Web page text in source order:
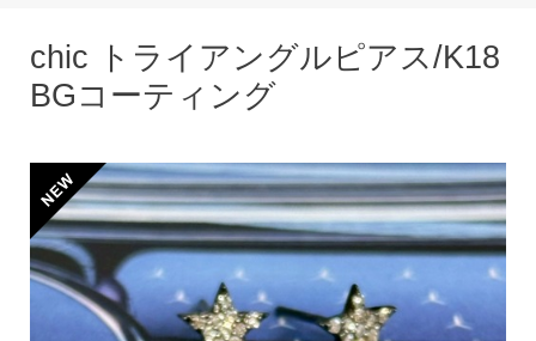
chic トライアングルピアス/K18
BGコーティング